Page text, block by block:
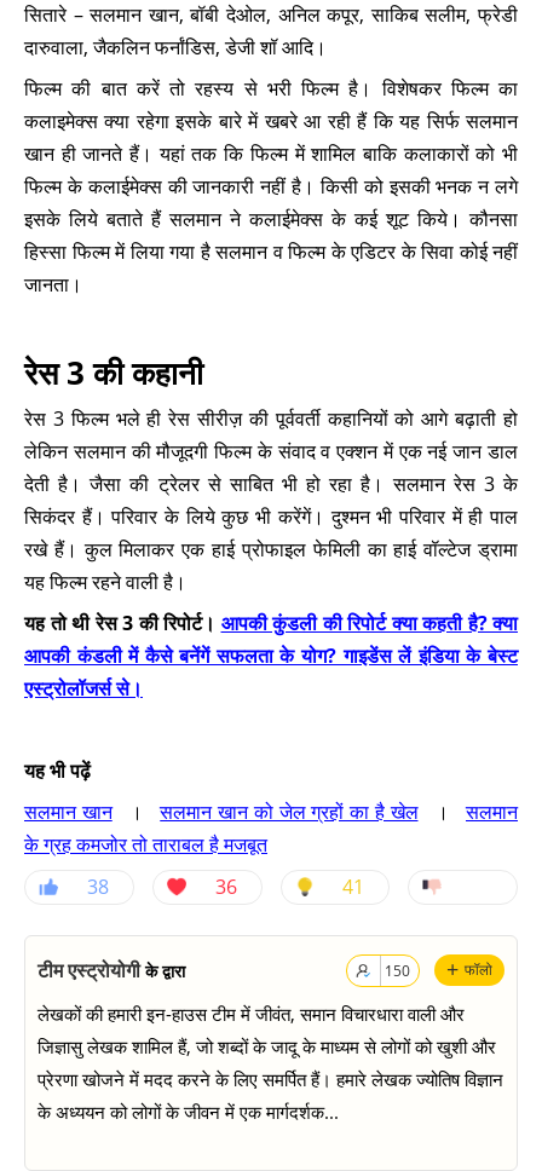
सितारे – सलमान खान, बॉबी देओल, अनिल कपूर, साकिब सलीम, फ्रेडी
दारुवाला, जैकलिन फर्नांडिस, डेजी शॉ आदि।
फिल्म की बात करें तो रहस्य से भरी फिल्म है। विशेषकर फिल्म का
कलाइमेक्स क्या रहेगा इसके बारे में खबरे आ रही हैं कि यह सिर्फ सलमान
खान ही जानते हैं। यहां तक कि फिल्म में शामिल बाकि कलाकारों को भी
फिल्म के कलाईमेक्स की जानकारी नहीं है। किसी को इसकी भनक न लगे
इसके लिये बताते हैं सलमान ने कलाईमेक्स के कई शूट किये। कौनसा
हिस्सा फिल्म में लिया गया है सलमान व फिल्म के एडिटर के सिवा कोई नहीं
जानता।
रेस 3 की कहानी
रेस 3 फिल्म भले ही रेस सीरीज़ की पूर्ववर्ती कहानियों को आगे बढ़ाती हो
लेकिन सलमान की मौजूदगी फिल्म के संवाद व एक्शन में एक नई जान डाल
देती है। जैसा की ट्रेलर से साबित भी हो रहा है। सलमान रेस 3 के
सिकंदर हैं। परिवार के लिये कुछ भी करेंगें। दुश्मन भी परिवार में ही पाल
रखे हैं। कुल मिलाकर एक हाई प्रोफाइल फेमिली का हाई वॉल्टेज ड्रामा
यह फिल्म रहने वाली है।
यह तो थी रेस 3 की रिपोर्ट। आपकी कुंडली की रिपोर्ट क्या कहती है? क्या
आपकी कंडली में कैसे बनेंगें सफलता के योग? गाइडेंस लें इंडिया के बेस्ट
एस्ट्रोलॉजर्स से।
यह भी पढ़ें
सलमान खान।सलमान खान को जेल ग्रहों का है खेल। ​सलमान
के ग्रह कमजोर तो ताराबल है मजबूत
38
36 41
+ फॉलो
150
टीम एस्ट्रोयोगीके द्वारा
लेखकों की हमारी इन-हाउस टीम में जीवंत, समान विचारधारा वाली और
जिज्ञासु लेखक शामिल हैं, जो शब्दों के जादू के माध्यम से लोगों को खुशी और
प्रेरणा खोजने में मदद करने के लिए समर्पित हैं। हमारे लेखक ज्योतिष विज्ञान
के अध्ययन को लोगों के जीवन में एक मार्गदर्शक...